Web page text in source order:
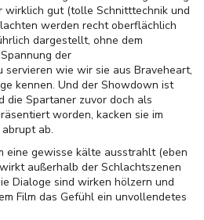
wirklich gut (tolle Schnitttechnik und
werden recht oberflächlich
dargestellt, ohne dem
der
servieren wie wir sie aus Braveheart,
kennen. Und der Showdown ist
die Spartaner zuvor doch als
worden, kacken sie im
ab.
eine gewisse kälte ausstrahlt (eben
außerhalb der Schlachtszenen
Dialoge sind wirken hölzern und
Film das Gefühl ein unvollendetes